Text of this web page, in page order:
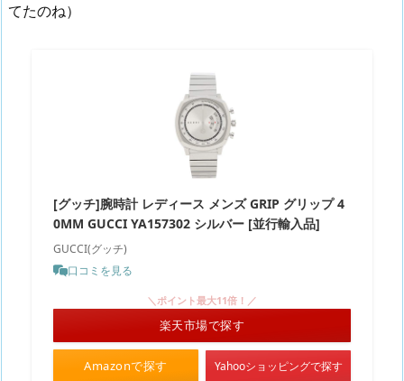
てたのね）
[グッチ]腕時計 レディース メンズ GRIP グリップ 4
0MM GUCCI YA157302 シルバー [並行輸入品]
GUCCI(グッチ)
口コミを見る
Amazonで探す
＼ポイント最大11倍！／
楽天市場で探す
Yahooショッピングで探す